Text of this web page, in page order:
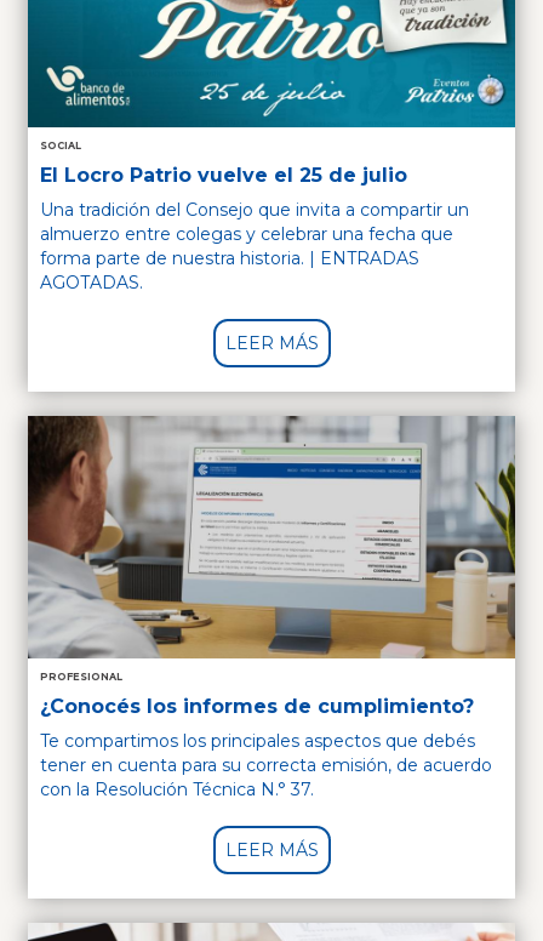
SOCIAL
El Locro Patrio vuelve el 25 de julio
Una tradición del Consejo que invita a compartir un
almuerzo entre colegas y celebrar una fecha que
forma parte de nuestra historia. | ENTRADAS
AGOTADAS.
LEER MÁS
PROFESIONAL
¿Conocés los informes de cumplimiento?
Te compartimos los principales aspectos que debés
tener en cuenta para su correcta emisión, de acuerdo
con la Resolución Técnica N.° 37.
LEER MÁS